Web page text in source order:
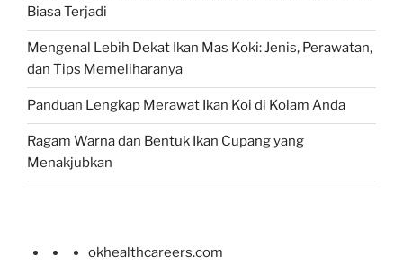
Biasa Terjadi
Mengenal Lebih Dekat Ikan Mas Koki: Jenis, Perawatan,
dan Tips Memeliharanya
Panduan Lengkap Merawat Ikan Koi di Kolam Anda
Ragam Warna dan Bentuk Ikan Cupang yang
Menakjubkan
okhealthcareers.com